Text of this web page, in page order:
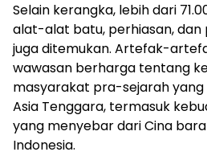
Selain kerangka, lebih dari
alat-alat batu, perhiasan,
juga ditemukan. Artefak-
wawasan berharga tentang
masyarakat pra-sejarah yang
Asia Tenggara, termasuk
yang menyebar dari Cina
Indonesia.